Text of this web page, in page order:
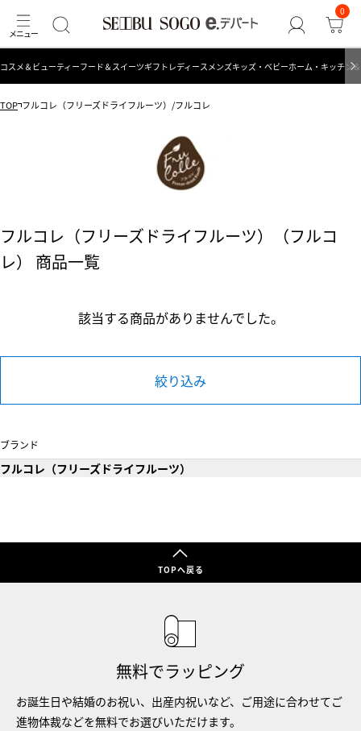
0
コスメ＆ビューティーフード＆スイーツギフト レディース メンズキッズ・ベビーホーム・キッチン
TOP フルコレ（フリーズドライフルーツ）/フルコレ
フルコレ（フリーズドライフルーツ）（フルコ
レ） 商品一覧
該当する商品がありませんでした。
絞り込み
ブランド
フルコレ（フリーズドライフルーツ）
TOPへ戻る
無料でラッピング
お誕生日や結婚のお祝い、出産内祝いなど、ご用途に合わせてご
進物体裁などを無料でお選びいただけます。